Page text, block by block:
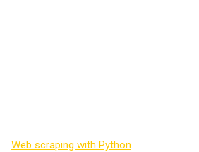
Web scraping with Python